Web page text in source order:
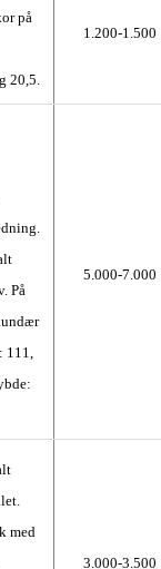
på
20,5.
1.200-1.500
På
111,
5.000-7.000
med
3.000-3.500